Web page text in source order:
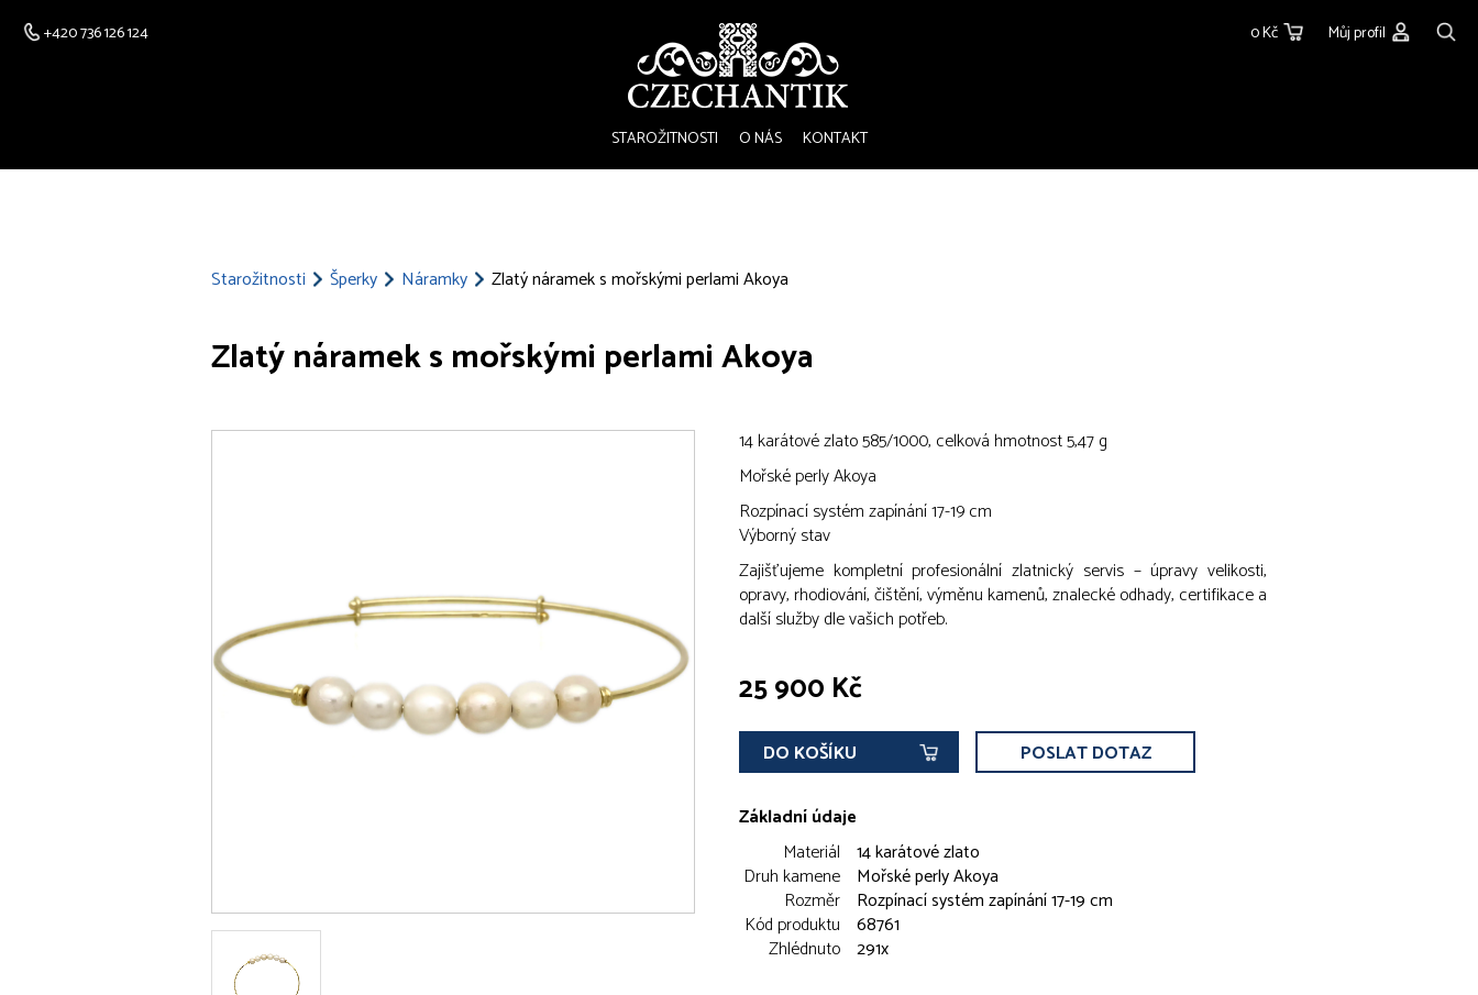
+420 736 126 124 0 Kč Můj profil
STAROŽITNOSTI O NÁS KONTAKT
Starožitnosti Šperky Náramky Zlatý náramek s mořskými perlami Akoya
Zlatý náramek s mořskými perlami Akoya
14 karátové zlato 585/1000, celková hmotnost 5,47 g
Mořské perly Akoya
Rozpínací systém zapínání 17-19 cm
Výborný stav
Zajišťujeme kompletní profesionální zlatnický servis – úpravy velikosti,
opravy, rhodiování, čištění, výměnu kamenů, znalecké odhady, certifikace a
další služby dle vašich potřeb.
25 900 Kč
DO KOŠÍKU POSLAT DOTAZ
Základní údaje
Materiál 14 karátové zlato
Druh kamene Mořské perly Akoya
Rozměr Rozpínací systém zapínání 17-19 cm
Kód produktu 68761
Zhlédnuto 291x